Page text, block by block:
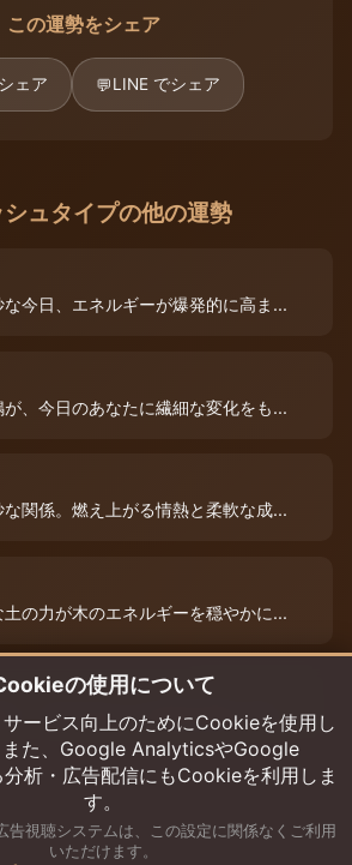
この運勢をシェア
ェア 💬LINE でシェア
シュタイプの他の運勢
今日、エネルギーが爆発的に高ま...
、今日のあなたに繊細な変化をも...
関係。燃え上がる情熱と柔軟な成...
の力が木のエネルギーを穏やかに...
が、今日のあなたを特別な輝きで包...
の使用について
ービス向上のためにCookieを使用し
また、Google AnalyticsやGoogle
析・広告配信にもCookieを利用しま
す。
告視聴システムは、この設定に関係なくご利用
いただけます。